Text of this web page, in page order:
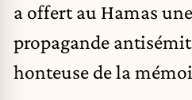
a offert au Hamas
propagande
honteuse de la